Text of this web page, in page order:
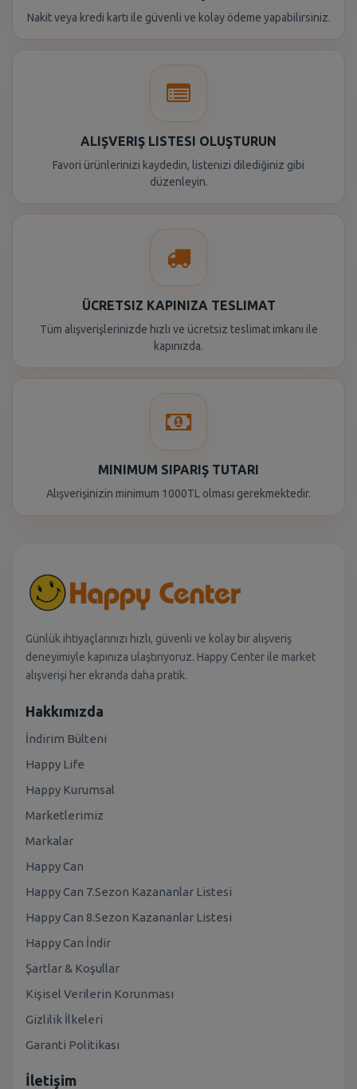
Nakit veya kredi kartı ile güvenli ve kolay ödeme yapabilirsiniz.
ALIŞVERIŞ LISTESI OLUŞTURUN
Favori ürünlerinizi kaydedin, listenizi dilediğiniz gibi
düzenleyin.
ÜCRETSIZ KAPINIZA TESLIMAT
Tüm alışverişlerinizde hızlı ve ücretsiz teslimat imkanı ile
kapınızda.
MINIMUM SIPARIŞ TUTARI
Alışverişinizin minimum 1000TL olması gerekmektedir.
Günlük ihtiyaçlarınızı hızlı, güvenli ve kolay bir alışveriş
deneyimiyle kapınıza ulaştırıyoruz. Happy Center ile market
alışverişi her ekranda daha pratik.
Hakkımızda
İndirim Bülteni
Happy Life
Happy Kurumsal
Marketlerimiz
Markalar
Happy Can
Happy Can 7.Sezon Kazananlar Listesi
Happy Can 8.Sezon Kazananlar Listesi
Happy Can İndir
Şartlar & Koşullar
Kişisel Verilerin Korunması
Gizlilik İlkeleri
Garanti Politikası
İletişim